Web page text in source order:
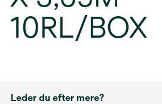
10RL/BOX
Leder du efter mere?